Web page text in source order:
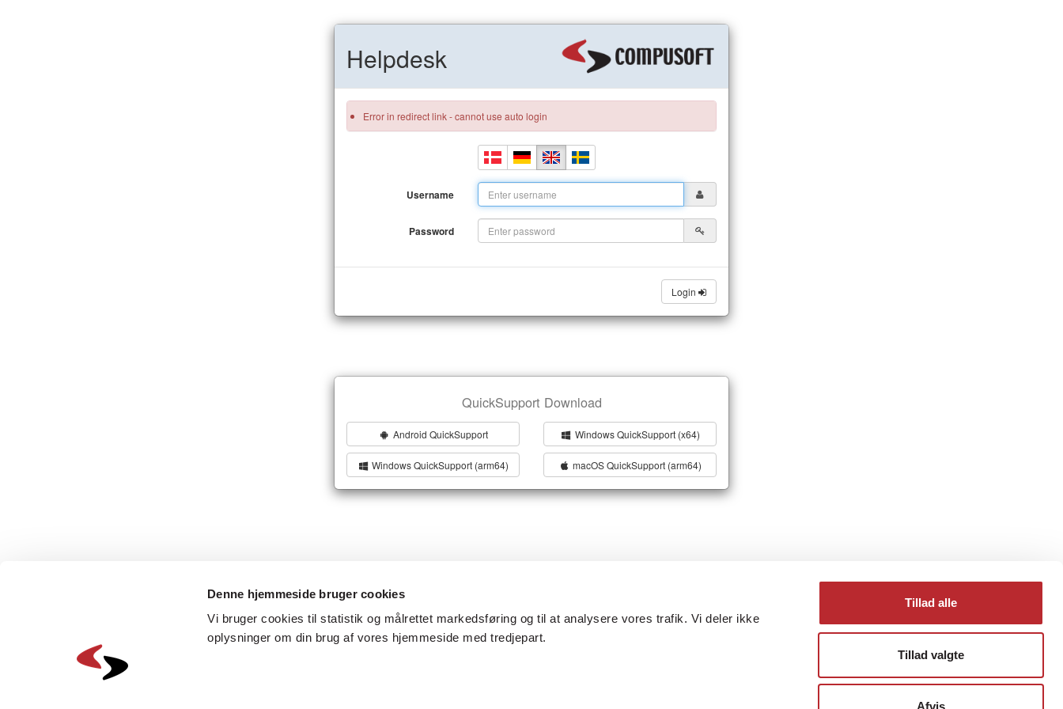
Denne hjemmeside bruger cookies
Vi bruger cookies til statistik og målrettet markedsføring og til at analysere vores trafik. Vi deler ikke
oplysninger om din brug af vores hjemmeside med tredjepart.
Tillad alle
Tillad valgte
Afvis
Helpdesk
Error in redirect link - cannot use auto login
Username
Password
Login
QuickSupport Download
Android QuickSupport Windows QuickSupport (x64)
Windows QuickSupport (arm64) macOS QuickSupport (arm64)